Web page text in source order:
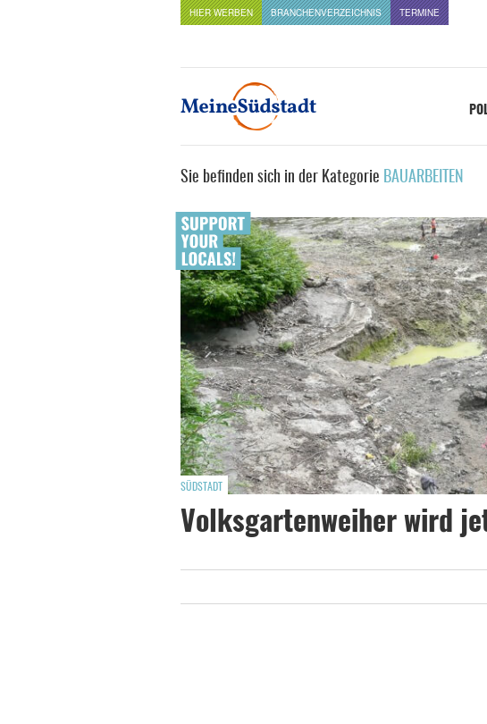
HIER WERBEN BRANCHENVERZEICHNIS TERMINE
Sie befinden sich in der Kategorie BAUARBEITEN
SÜDSTADT
Volksgartenweiher wird